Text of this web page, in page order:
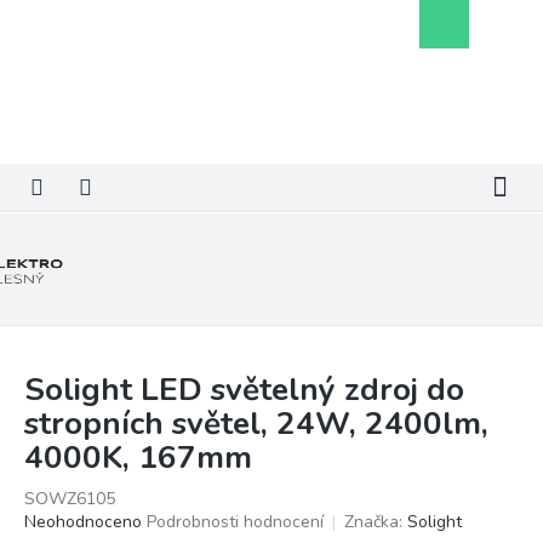
košík
Solight LED světelný zdroj do
stropních světel, 24W, 2400lm,
4000K, 167mm
SOWZ6105
Průměrné
Neohodnoceno Podrobnosti hodnocení Značka: Solight